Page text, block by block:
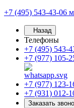
+7 (495) 543-43-06
Назад
Телефоны
+7 (495) 543-
+7 (977) 105-
+7 (977) 123-
+7 (931) 012-
Заказать